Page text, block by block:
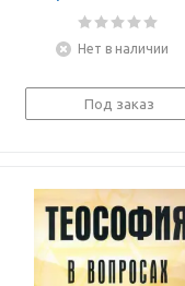
Логоса. Уроки
Нет в наличии
Под заказ